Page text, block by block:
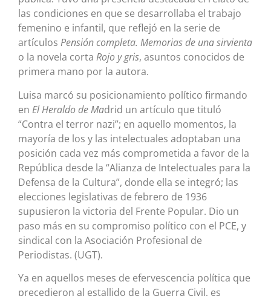
las condiciones en que se desarrollaba el trabajo
femenino e infantil, que reflejó en la serie de
artículos Pensión completa. Memorias de una sirvienta
o la novela corta Rojo y gris, asuntos conocidos de
primera mano por la autora.
Luisa marcó su posicionamiento político firmando
en El Heraldo de Madrid un artículo que tituló
“Contra el terror nazi”; en aquello momentos, la
mayoría de los y las intelectuales adoptaban una
posición cada vez más comprometida a favor de la
República desde la “Alianza de Intelectuales para la
Defensa de la Cultura”, donde ella se integró; las
elecciones legislativas de febrero de 1936
supusieron la victoria del Frente Popular. Dio un
paso más en su compromiso político con el PCE, y
sindical con la Asociación Profesional de
Periodistas. (UGT).
Ya en aquellos meses de efervescencia política que
precedieron al estallido de la Guerra Civil, es